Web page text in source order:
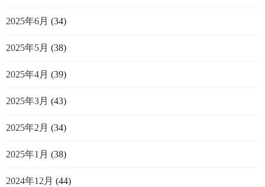
2025年6月 (34)
2025年5月 (38)
2025年4月 (39)
2025年3月 (43)
2025年2月 (34)
2025年1月 (38)
2024年12月 (44)